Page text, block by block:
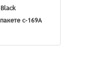
c-169A